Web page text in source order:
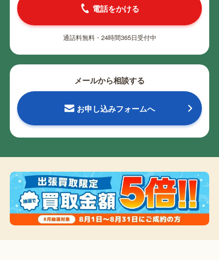
電話をかける
通話料無料・24時間365日受付中
メールから相談する
お申し込みフォームへ